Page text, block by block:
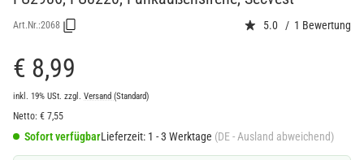
Art.Nr.:2068 5.0 / 1 Bewertung
€ 8,99
inkl. 19% USt. zzgl. Versand (Standard)
Netto: € 7,55
Sofort verfügbarLieferzeit: 1 - 3 Werktage (DE - Ausland abweichend)